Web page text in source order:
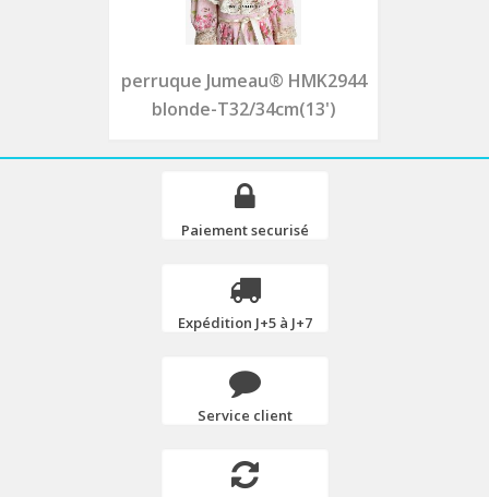
perruque Jumeau® HMK2944
blonde-T32/34cm(13')
Paiement securisé
Expédition J+5 à J+7
Service client